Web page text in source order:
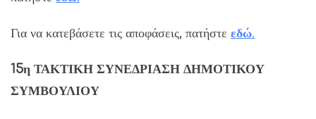
Για να κατεβάσετε τις αποφάσεις, πατήστε εδώ.
15η ΤΑΚΤΙΚΗ ΣΥΝΕΔΡΙΑΣΗ ΔΗΜΟΤΙΚΟΥ
ΣΥΜΒΟΥΛΙΟΥ